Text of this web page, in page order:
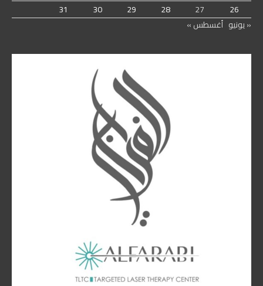
26
27
28
29
30
31
« يونيو أغسطس »